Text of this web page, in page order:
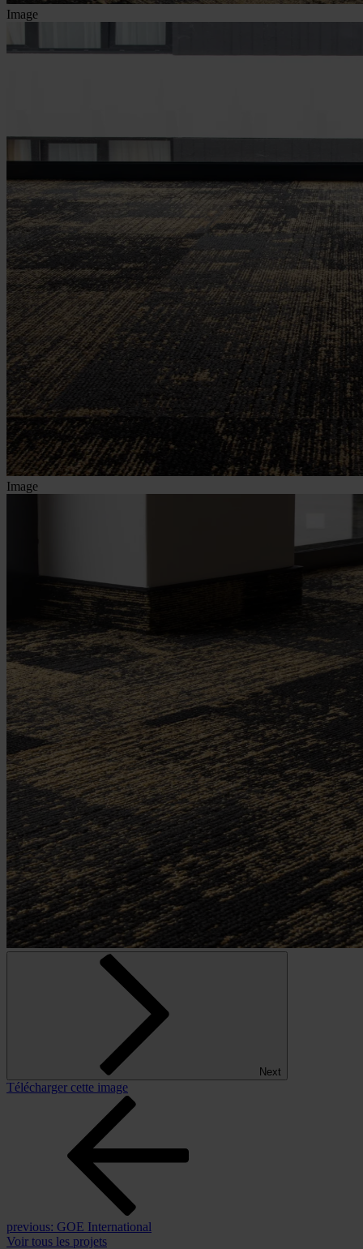
Image
Image
Next
Télécharger cette image
previous: GOE International
Voir tous les projets